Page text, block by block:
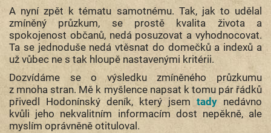
A nyní zpět k tématu samotnému. Tak, jak to udělal
zmíněný průzkum, se prostě kvalita života a
spokojenost občanů, nedá posuzovat a vyhodnocovat.
Ta se jednoduše nedá vtěsnat do domečků a indexů a
už vůbec ne s tak hloupě nastavenými kritérii.
Dozvídáme se o výsledku zmíněného průzkumu
z mnoha stran. Mě k myšlence napsat k tomu pár řádků
přivedl Hodonínský deník, který jsem tady nedávno
kvůli jeho nekvalitním informacím dost nepěkně, ale
myslím oprávněně otituloval.